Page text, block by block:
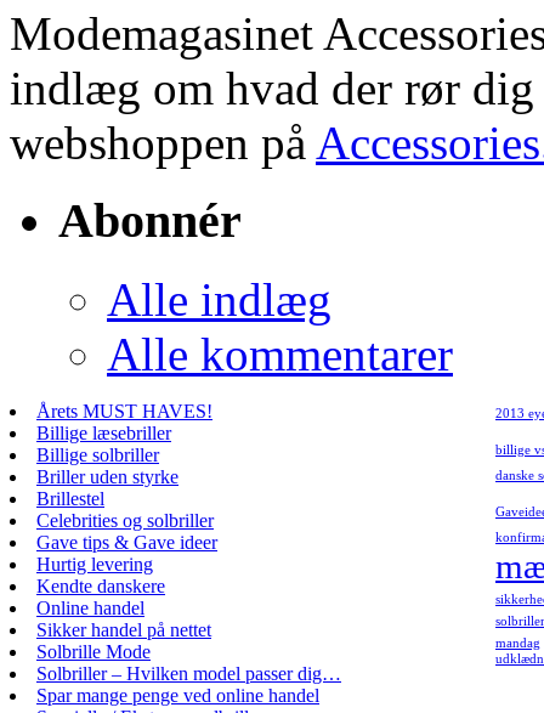
Modemagasinet
indlæg om hvad der rør dig
webshoppen på
Abonnér
Alle indlæg
Alle kommentarer
Årets MUST HAVES!
Billige læsebriller
Billige solbriller
Briller uden styrke
Brillestel
Celebrities og solbriller
Gave tips & Gave ideer
Hurtig levering
Kendte danskere
Online handel
Sikker handel på nettet
Solbrille Mode
Solbriller – Hvilken model passer dig…
Spar mange penge ved online handel
2013
billige
danske
mandag